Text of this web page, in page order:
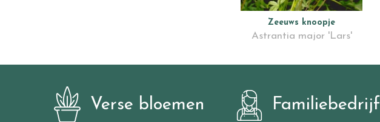
Zeeuws knoopje
Astrantia major 'Lars'
Verse bloemen Familiebedrijf